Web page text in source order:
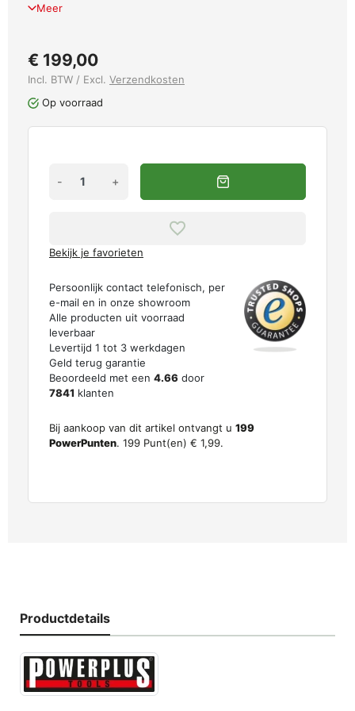
Meer
€ 199,00
Incl. BTW / Excl. Verzendkosten
Op voorraad
- +
Bekijk je favorieten
Persoonlijk contact telefonisch, per
e-mail en in onze showroom
Alle producten uit voorraad
leverbaar
Levertijd 1 tot 3 werkdagen
Geld terug garantie
Beoordeeld met een 4.66 door
7841 klanten
Bij aankoop van dit artikel ontvangt u 199
PowerPunten. 199 Punt(en) € 1,99.
Productdetails